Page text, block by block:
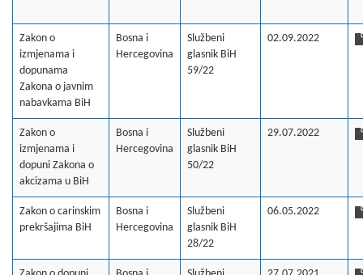
Zakon o
izmjenama i
dopunama
Zakona o javnim
nabavkama BiH
Bosna i
Hercegovina
Službeni
glasnik BiH
59/22
02.09.2022
Zakon o
izmjenama i
dopuni Zakona o
akcizama u BiH
Bosna i
Hercegovina
Službeni
glasnik BiH
50/22
29.07.2022
Zakon o carinskim
prekršajima BiH
Bosna i
Hercegovina
Službeni
glasnik BiH
28/22
06.05.2022